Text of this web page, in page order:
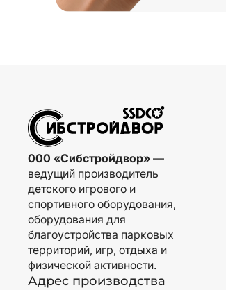
000 «Сибстройдвор» —
ведущий производитель
детского игрового и
спортивного оборудования,
оборудования для
благоустройства парковых
территорий, игр, отдыха и
физической активности.
Адрес производства